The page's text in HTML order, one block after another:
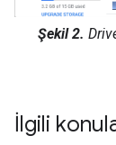
Şekil 2.
İlgili